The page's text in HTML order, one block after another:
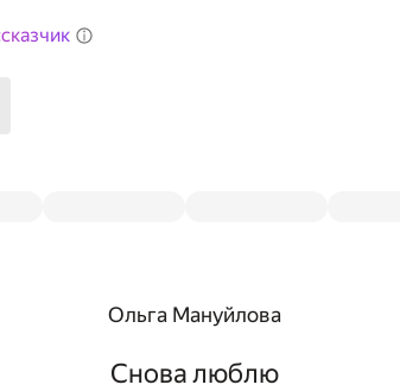
Ольга Мануйлова
Снова люблю